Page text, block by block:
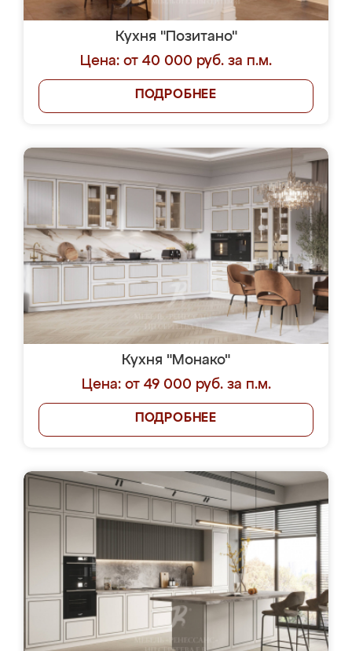
Кухня "Позитано"
Цена: от 40 000 руб. за п.м.
ПОДРОБНЕЕ
Кухня "Монако"
Цена: от 49 000 руб. за п.м.
ПОДРОБНЕЕ